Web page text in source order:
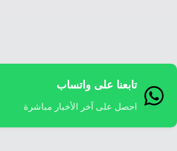
تابعنا على واتساب
احصل على آخر الأخبار مباشرة